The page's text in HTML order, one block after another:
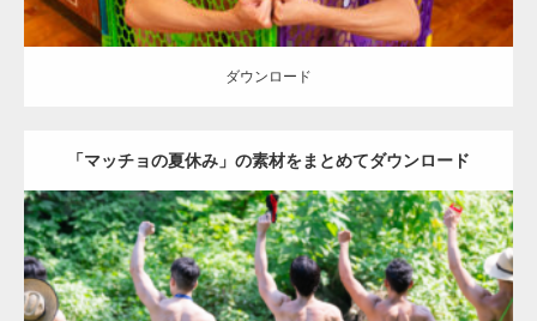
ダウンロード
「マッチョの夏休み」の素材をまとめてダウンロード
Update:2023.02.6